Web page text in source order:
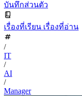
บันทึกส่วนตัว
เรื่องที่เรียน เรื่องที่อ่าน
/
IT
/
AI
/
Manager